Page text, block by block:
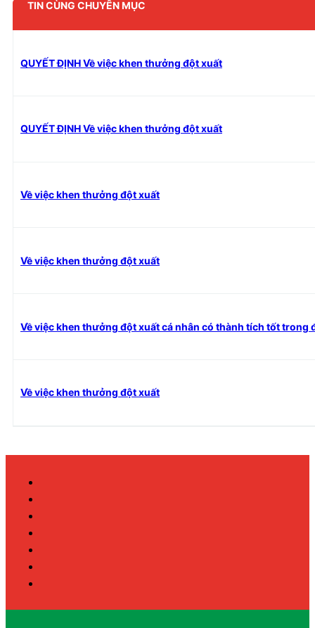
TIN CÙNG CHUYÊN MỤC
QUYẾT ĐỊNH Về việc khen thưởng đột xuất
QUYẾT ĐỊNH Về việc khen thưởng đột xuất
Về việc khen thưởng đột xuất
Về việc khen thưởng đột xuất
Về việc khen thưởng đột xuất cá nhân có thành tích tốt
Về việc khen thưởng đột xuất